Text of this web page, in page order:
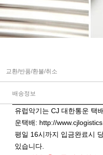
교환/반품/환불/취소
배송정보
유럽악기는 CJ 대한통운 택
운택배: http://
평일 16시까지 입금완료시
있습니다.